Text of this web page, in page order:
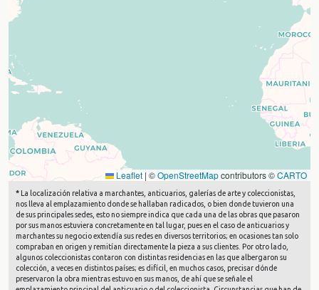
Leaflet | ©OpenStreetMapcontributors ©CARTO
* La localización relativa a marchantes, anticuarios, galerías de arte y coleccionistas,
nos lleva al emplazamiento donde se hallaban radicados, o bien donde tuvieron una
de sus principales sedes, esto no siempre indica que cada una de las obras que pasaron
por sus manos estuviera concretamente en tal lugar, pues en el caso de anticuarios y
marchantes su negocio extendía sus redes en diversos territorios; en ocasiones tan solo
compraban en origen y remitían directamente la pieza a sus clientes. Por otro lado,
algunos coleccionistas contaron con distintas residencias en las que albergaron su
colección, a veces en distintos países; es difícil, en muchos casos, precisar dónde
preservaron la obra mientras estuvo en sus manos, de ahí que se señale el